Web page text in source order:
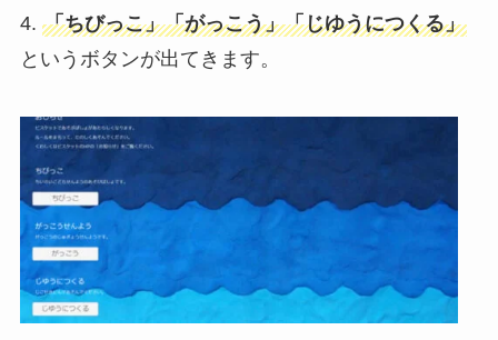
4. 「ちびっこ」「がっこう」「じゆうにつくる」
というボタンが出てきます。